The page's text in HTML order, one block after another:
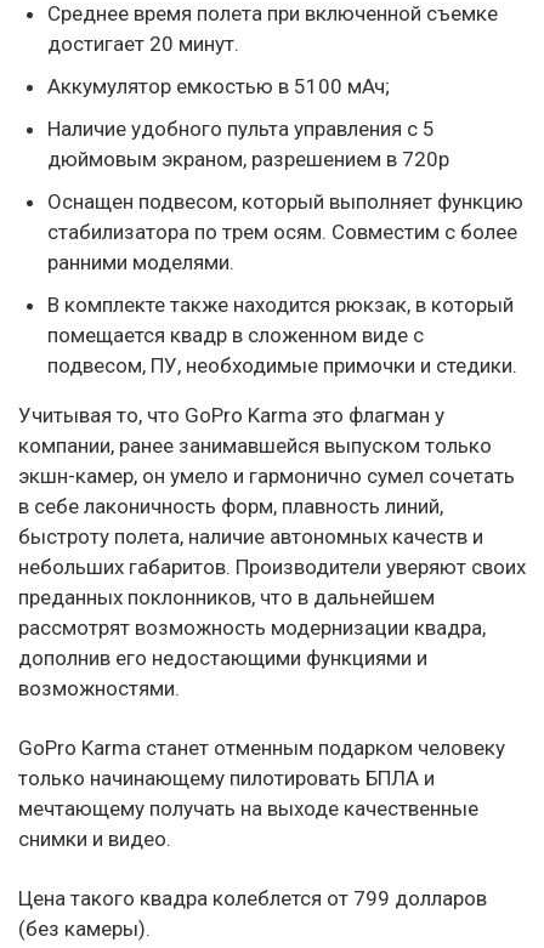
Среднее время полета при включенной съемке
достигает 20 минут.
Аккумулятор емкостью в 5100 мАч;
Наличие удобного пульта управления с 5
дюймовым экраном, разрешением в 720р
Оснащен подвесом, который выполняет функцию
стабилизатора по трем осям. Совместим с более
ранними моделями.
В комплекте также находится рюкзак, в который
помещается квадр в сложенном виде с
подвесом, ПУ, необходимые примочки и стедики.
Учитывая то, что GoPro Karma это флагман у
компании, ранее занимавшейся выпуском только
экшн-камер, он умело и гармонично сумел сочетать
в себе лаконичность форм, плавность линий,
быстроту полета, наличие автономных качеств и
небольших габаритов. Производители уверяют своих
преданных поклонников, что в дальнейшем
рассмотрят возможность модернизации квадра,
дополнив его недостающими функциями и
возможностями.
GoPro Karma станет отменным подарком человеку
только начинающему пилотировать БПЛА и
мечтающему получать на выходе качественные
снимки и видео.
Цена такого квадра колеблется от 799 долларов
(без камеры).